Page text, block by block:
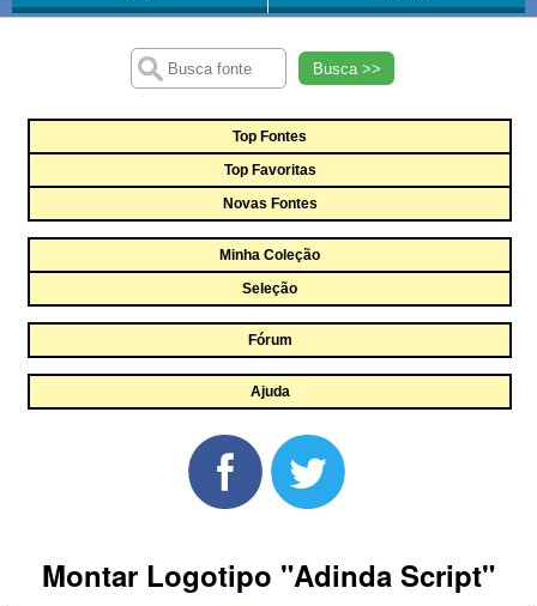
Busca >>
Top Fontes
Top Favoritas
Novas Fontes
Minha Coleção
Seleção
Fórum
Ajuda
Montar Logotipo "Adinda Script"